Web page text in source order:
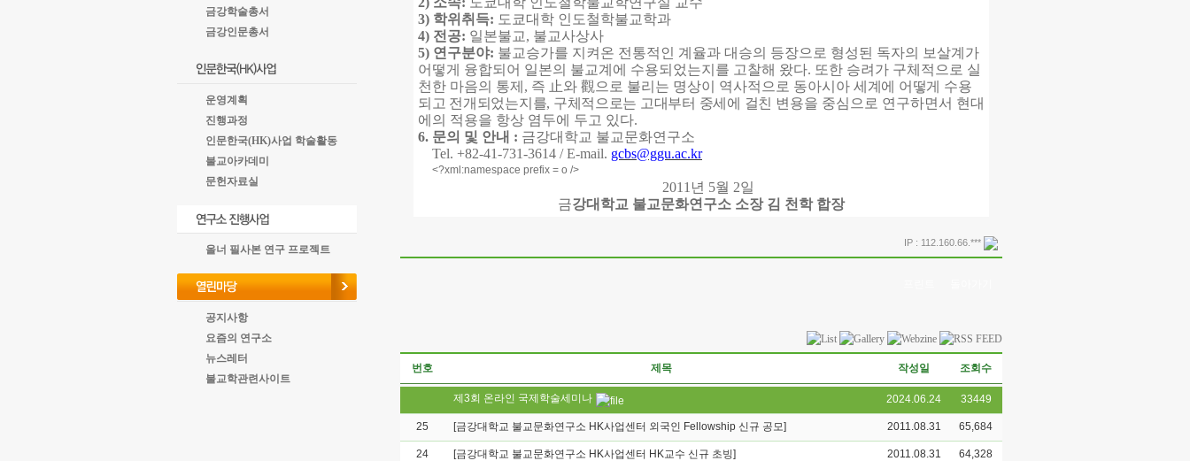
금강학술총서
금강인문총서
운영계획
진행과정
인문한국(HK)사업 학술활동
불교아카데미
문헌자료실
올너 필사본 연구 프로젝트
공지사항
요즘의 연구소
뉴스레터
불교학관련사이트
3) 학위취득: 도쿄대학 인도철학불교학과
4) 전공: 일본불교, 불교사상사
5) 연구분야: 불교승가를 지켜온 전통적인 계율과 대승의 등장으로 형성된 독자의 보살계가
어떻게 융합되어 일본의 불교계에 수용되었는지를 고찰해 왔다. 또한 승려가 구체적으로 실
천한 마음의 통제 , 즉 止와 觀 으로 불리는 명상이 역사적으로 동아시아 세계에 어떻게 수용
되고 전개되었는지를, 구체적으로는 고대부터 중세에 걸친
변용을 중심으로 연구하면서 현대
에의 적용을 항상 염두에 두고 있다.
6. 문의 및 안내 : 금강대학교 불교문화연구소
Tel. +82-41-731-3614 / E-mail. gcbs@ggu.ac.kr
<?xml:namespace prefix = o />
2011 년 5월 2일
금강대학교 불교문화연구소 소장 김 천학 합장
IP : 112.160.66.***
번호 제목 작성일 조회수
제3회 온라인 국제학술세미나 2024.06.24 33449
25 [금강대학교 불교문화연구소 HK사업센터 외국인 Fellowship 신규 공모] 2011.08.31 65,684
24 [금강대학교 불교문화연구소 HK사업센터 HK교수 신규 초빙] 2011.08.31 64,328